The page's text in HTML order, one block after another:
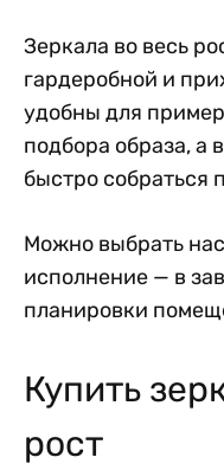
Зеркала во весь
гардеробной и
удобны для
подбора образа, а
быстро собраться
Можно выбрать
исполнение — в
планировки
Купить
рост